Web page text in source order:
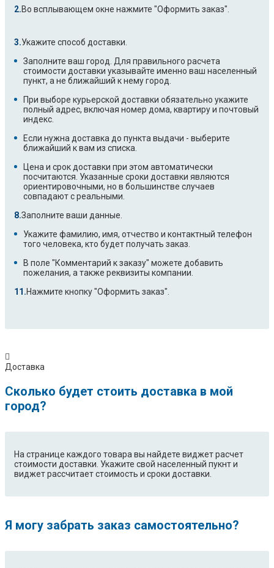
Во всплывающем окне нажмите "Оформить заказ".
Укажите способ доставки.
Заполните ваш город. Для правильного расчета
стоимости доставки указывайте именно ваш населенный
пункт, а не ближайший к нему город.
При выборе курьерской доставки обязательно укажите
полный адрес, включая номер дома, квартиру и почтовый
индекс.
Если нужна доставка до пункта выдачи - выберите
ближайший к вам из списка.
Цена и срок доставки при этом автоматически
посчитаются. Указанные сроки доставки являются
ориентировочными, но в большинстве случаев
совпадают с реальными.
Заполните ваши данные.
Укажите фамилию, имя, отчество и контактный телефон
того человека, кто будет получать заказ.
В поле "Комментарий к заказу" можете добавить
пожелания, а также реквизиты компании.
Нажмите кнопку "Оформить заказ".
Доставка
Сколько будет стоить доставка в мой
город?
На странице каждого товара вы найдете виджет расчет
стоимости доставки. Укажите свой населенный пукнт и
виджет рассчитает стоимость и сроки доставки.
Я могу забрать заказ самостоятельно?